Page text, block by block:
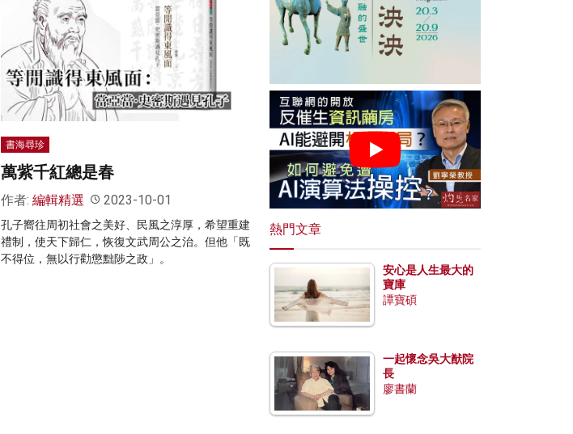
書海尋珍
萬紫千紅總是春
作者: 編輯精選 2023-10-01
孔子嚮往周初社會之美好、民風之淳厚，希望重建
禮制，使天下歸仁，恢復文武周公之治。但他「既
不得位，無以行勸懲黜陟之政」。
熱門文章
安心是人生最大的
寶庫
譚寶碩
一起懷念吳大猷院
長
廖書蘭